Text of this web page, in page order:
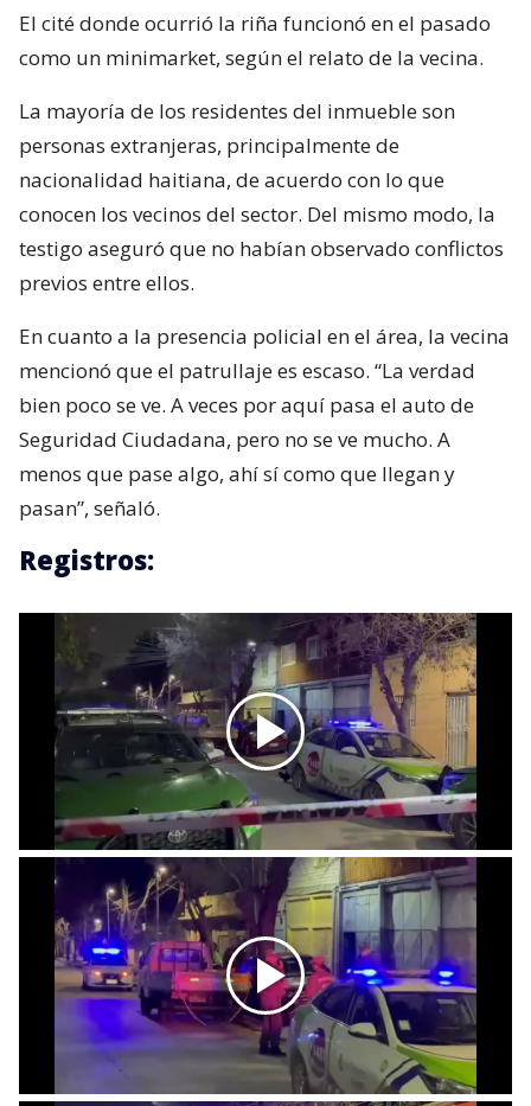
El cité donde ocurrió la riña funcionó en el pasado
como un minimarket, según el relato de la vecina.
La mayoría de los residentes del inmueble son
personas extranjeras, principalmente de
nacionalidad haitiana, de acuerdo con lo que
conocen los vecinos del sector. Del mismo modo, la
testigo aseguró que no habían observado conflictos
previos entre ellos.
En cuanto a la presencia policial en el área, la vecina
mencionó que el patrullaje es escaso. “La verdad
bien poco se ve. A veces por aquí pasa el auto de
Seguridad Ciudadana, pero no se ve mucho. A
menos que pase algo, ahí sí como que llegan y
pasan”, señaló.
Registros: